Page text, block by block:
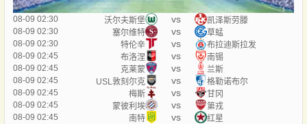
08-09 02:30 沃尔夫斯堡 vs
凯泽斯劳滕
08-09 02:30
塞尔维特 vs
草蜢
08-09 02:30
特伦辛 vs
布拉迪斯拉发
08-09 02:45
布洛涅 vs
南锡
08-09 02:45
克莱蒙 vs
兰斯
08-09 02:45
USL敦刻尔克 vs
格勒诺布尔
08-09 02:45
梅斯 vs
甘冈
08-09 02:45
蒙彼利埃 vs
第戎
08-09 02:45
南特 vs 红星